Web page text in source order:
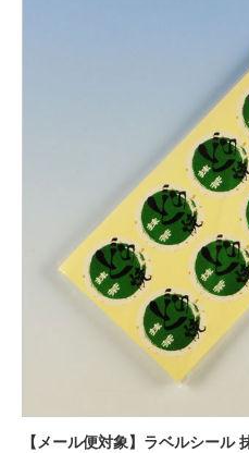
【メール便対象】ラベルシール